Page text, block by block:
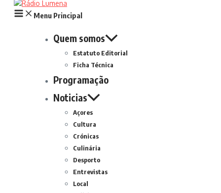
Menu Principal
Quem somos
Estatuto Editorial
Ficha Técnica
Programação
Noticias
Açores
Cultura
Crónicas
Culinária
Desporto
Entrevistas
Local